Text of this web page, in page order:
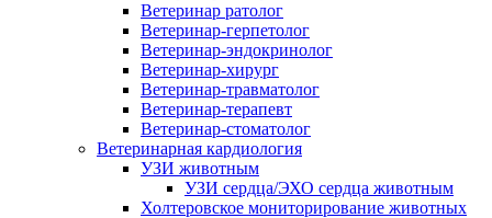
Ветеринар ратолог
Ветеринар-герпетолог
Ветеринар-эндокринолог
Ветеринар-хирург
Ветеринар-травматолог
Ветеринар-терапевт
Ветеринар-стоматолог
Ветеринарная кардиология
УЗИ животным
УЗИ сердца/ЭХО сердца животным
Холтеровское мониторирование животных